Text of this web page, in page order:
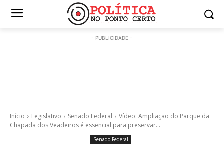
- PUBLICIDADE -
Início Legislativo Senado Federal
Vídeo: Ampliação do Parque da
Chapada dos Veadeiros é essencial para preservar...
Senado Federal